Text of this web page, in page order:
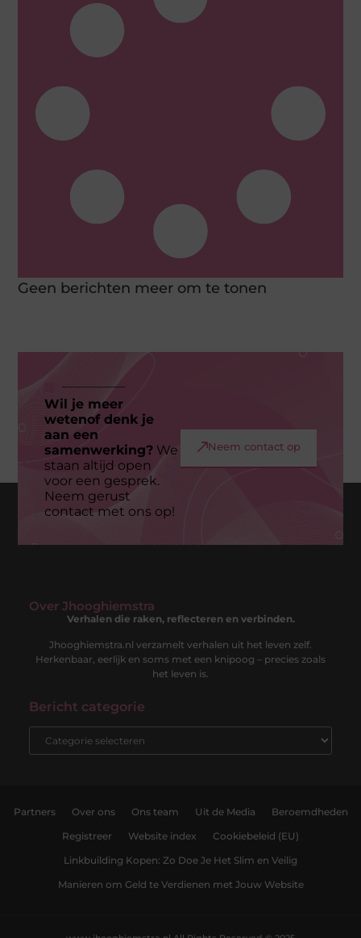
Geen berichten meer om te tonen
Wil je meer
wetenof denk je
aan een
samenwerking?We
staan altijd open
voor een gesprek.
Neem gerust
contact met ons op!
Neem contact op
Over Jhooghiemstra
Verhalen die raken, reflecteren en verbinden.
Jhooghiemstra.nl verzamelt verhalen uit het leven zelf.
Herkenbaar, eerlijk en soms met een knipoog – precies zoals
het leven is.
Bericht categorie
Partners Over ons Ons team Uit de Media Beroemdheden
Registreer Website index Cookiebeleid (EU)
Linkbuilding Kopen: Zo Doe Je Het Slim en Veilig
Manieren om Geld te Verdienen met Jouw Website